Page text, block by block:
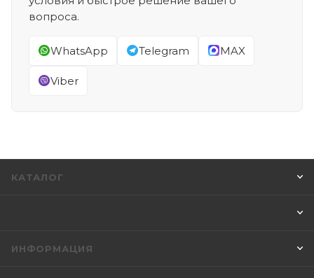
вопроса.
WhatsApp Telegram MAX
Viber
КАТАЛОГ
ИНФОРМАЦИЯ